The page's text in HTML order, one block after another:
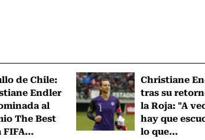
de Chile:
Endler
al
The Best
FIFA...
Christiane
tras su
la Roja: "A
hay que
lo que...